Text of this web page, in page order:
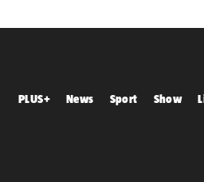
PLUS+ News Sport Show